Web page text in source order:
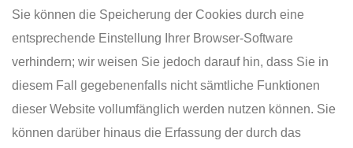
Sie können die Speicherung der Cookies durch eine
entsprechende Einstellung Ihrer Browser-Software
verhindern; wir weisen Sie jedoch darauf hin, dass Sie in
diesem Fall gegebenenfalls nicht sämtliche Funktionen
dieser Website vollumfänglich werden nutzen können. Sie
können darüber hinaus die Erfassung der durch das
BAVARIA | GERMANY